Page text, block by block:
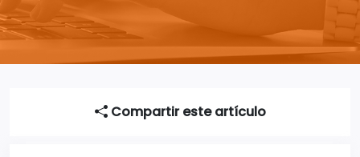
Compartir este artículo